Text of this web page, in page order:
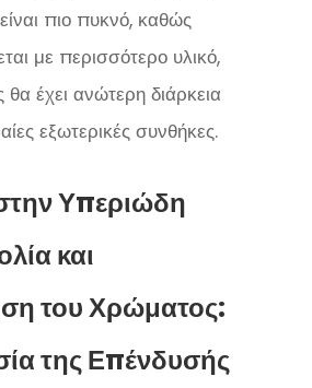
πιο πυκνό, καθώς
με περισσότερο υλικό,
έχει ανώτερη διάρκεια
εξωτερικές συνθήκες.
Υπεριώδη
και
του Χρώματος:
της Επένδυσής